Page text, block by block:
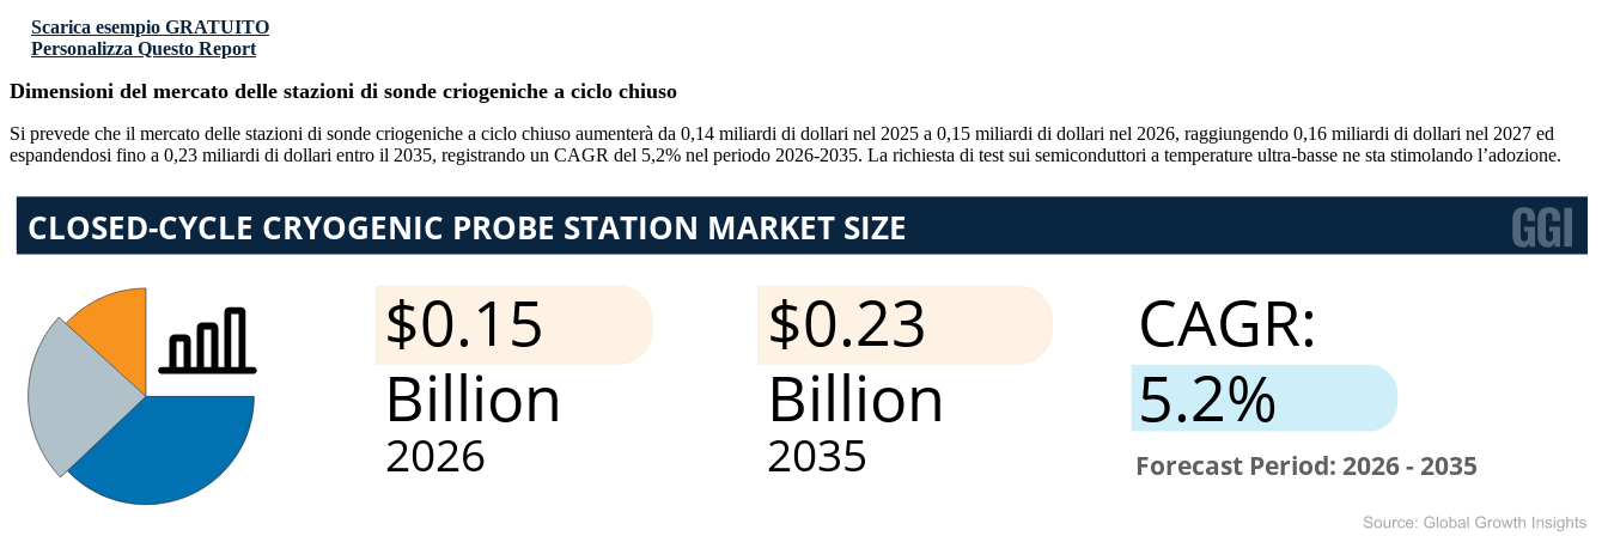
Scarica esempio GRATUITO
Personalizza Questo Report
Dimensioni del mercato delle stazioni di sonde criogeniche a ciclo chiuso
Si prevede che il mercato delle stazioni di sonde criogeniche a ciclo chiuso aumenterà da 0,14 miliardi di dollari nel 2025 a 0,15 miliardi di dollari nel 2026, raggiungendo 0,16 miliardi di dollari nel 2027 ed
espandendosi fino a 0,23 miliardi di dollari entro il 2035, registrando un CAGR del 5,2% nel periodo 2026-2035. La richiesta di test sui semiconduttori a temperature ultra-basse ne sta stimolando l’adozione.